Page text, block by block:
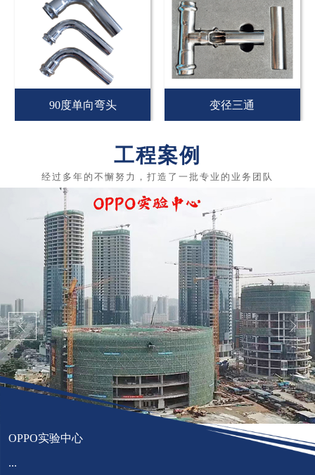
90度单向弯头 变径三通
工程案例
OPPO实验中心
...